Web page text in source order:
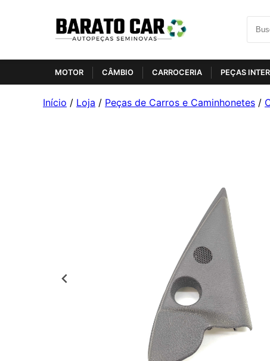
MOTOR CÂMBIO CARROCERIA PEÇAS
Início / Loja / Peças de Carros e Caminhonetes /